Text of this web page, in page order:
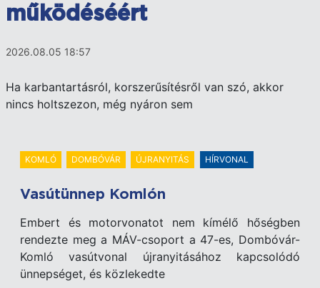
működéséért
2026.08.05 18:57
Ha karbantartásról, korszerűsítésről van szó, akkor
nincs holtszezon, még nyáron sem
KOMLÓ DOMBÓVÁR ÚJRANYITÁS HÍRVONAL
Vasútünnep Komlón
Embert és motorvonatot nem kímélő hőségben
rendezte meg a MÁV-csoport a 47-es, Dombóvár-
Komló vasútvonal újranyitásához kapcsolódó
ünnepséget, és közlekedte